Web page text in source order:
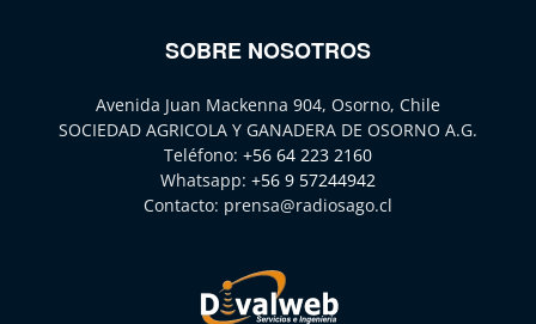
SOBRE NOSOTROS
Avenida Juan Mackenna 904, Osorno, Chile
SOCIEDAD AGRICOLA Y GANADERA DE OSORNO A.G.
Teléfono: +56 64 223 2160
Whatsapp: +56 9 57244942
Contacto: prensa@radiosago.cl